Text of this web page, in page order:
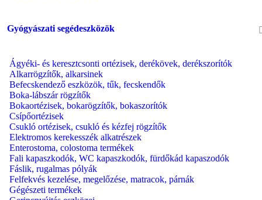
Gyógyászati segédeszközök
Ágyéki- és keresztcsonti ortézisek, derékövek, derékszorítók
Alkarrögzítők, alkarsinek
Befecskendező eszközök, tűk, fecskendők
Boka-lábszár rögzítők
Bokaortézisek, bokarögzítők, bokaszorítók
Csípőortézisek
Csukló ortézisek, csukló és kézfej rögzítők
Elektromos kerekesszék alkatrészek
Enterostoma, colostoma termékek
Fali kapaszkodók, WC kapaszkodók, fürdőkád kapaszodók
Fáslik, rugalmas pólyák
Felfekvés kezelése, megelőzése, matracok, párnák
Gégészeti termékek